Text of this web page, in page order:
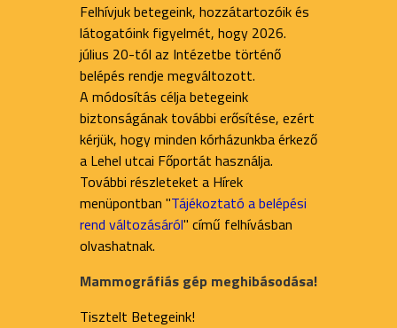
Felhívjuk betegeink, hozzátartozóik és
látogatóink figyelmét, hogy 2026.
július 20-tól az Intézetbe történő
belépés rendje megváltozott.
A módosítás célja betegeink
biztonságának további erősítése, ezért
kérjük, hogy minden kórházunkba érkező
a Lehel utcai Főportát használja.
További részleteket a Hírek
menüpontban "Tájékoztató a belépési
rend változásáról" című felhívásban
olvashatnak.
Mammográfiás gép meghibásodása!
Tisztelt Betegeink!